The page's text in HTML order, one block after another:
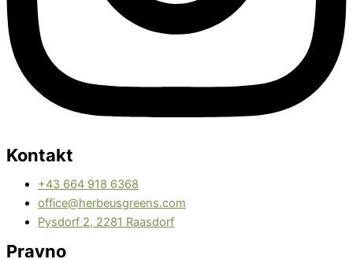
Kontakt
+43 664 918 6368
office@herbeusgreens.com
Pysdorf 2, 2281 Raasdorf
Pravno